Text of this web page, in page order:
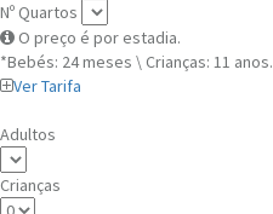
Nº Quartos
O preço é por estadia.
*Bebés: 24 meses \ Crianças: 11 anos.
Ver Tarifa
Adultos
Crianças